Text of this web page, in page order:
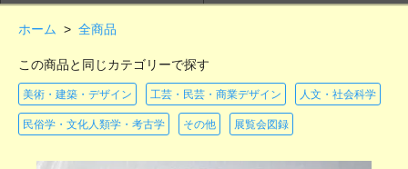
ホーム > 全商品
この商品と同じカテゴリーで探す
美術・建築・デザイン 工芸・民芸・商業デザイン 人文・社会科学
民俗学・文化人類学・考古学 その他 展覧会図録